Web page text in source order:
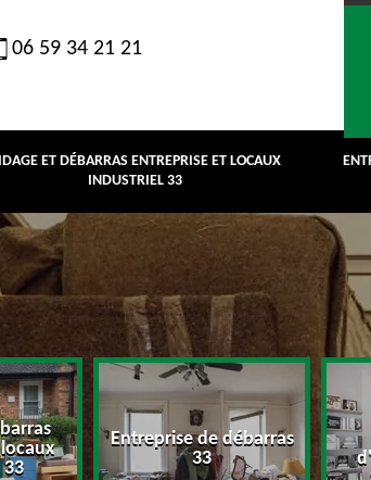
06 59 34 21 21
ET DÉBARRAS ENTREPRISE ET LOCAUX
INDUSTRIEL 33
Entreprise de débarras
33